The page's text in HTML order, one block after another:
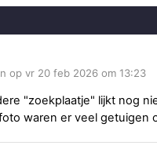
op vr 20 feb 2026 om 13:23
"zoekplaatje" lijkt nog
waren er veel getuigen